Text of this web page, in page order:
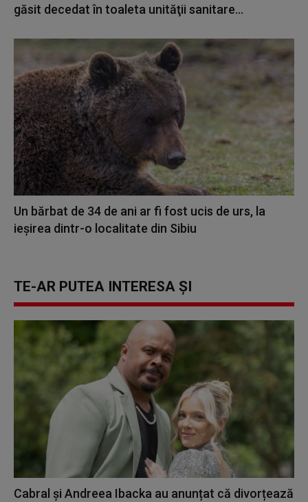
găsit decedat în toaleta unităţii sanitare...
Un bărbat de 34 de ani ar fi fost ucis de urs, la
ieşirea dintr-o localitate din Sibiu
TE-AR PUTEA INTERESA ȘI
Cabral și Andreea Ibacka au anunțat că divorțează